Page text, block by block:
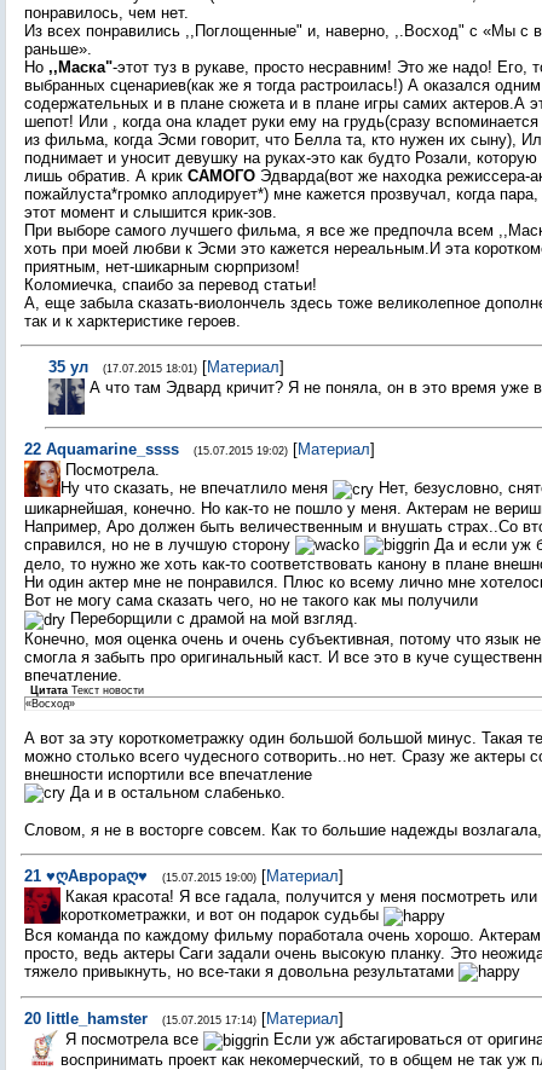
понравилось, чем нет.
Из всех понравились ,,Поглощенные" и, наверно, ,.Восход" с «Мы с
раньше».
Но ,,Маска"-этот туз в рукаве, просто несравним! Это же надо! Его,
выбранных сценариев(как же я тогда растроилась!) А оказался
содержательных и в плане сюжета и в плане игры самих актеров.А
шепот! Или , когда она кладет руки ему на грудь(сразу
из фильма, когда Эсми говорит, что Белла та, кто нужен их сыну),
поднимает и уносит девушку на руках-это как будто Розали,
лишь обратив. А крик САМОГО Эдварда(вот же находка режиссера-
пожайлуста*громко аплодирует*) мне кажется прозвучал, когда
этот момент и слышится крик-зов.
При выборе самого лучшего фильма, я все же предпочла всем
хоть при моей любви к Эсми это кажется нереальным.И эта
приятным, нет-шикарным сюрпризом!
Коломиечка, спаибо за перевод статьи!
А, еще забыла сказать-виолончель здесь тоже великолепное
так и к харктеристике героев.
35 ул (17.07.2015 18:01) [Материал]
А что там Эдвард кричит? Я не поняла, он в это время уже
22 Aquamarine_ssss (15.07.2015 19:02) [Материал]
Посмотрела.
Ну что сказать, не впечатлило меня
Нет, безусловно,
шикарнейшая, конечно. Но как-то не пошло у меня. Актерам не
Например, Аро должен быть величественным и внушать страх..Со
справился, но не в лучшую сторону
Да и если уж
дело, то нужно же хоть как-то соответствовать канону в плане
Ни один актер мне не понравился. Плюс ко всему лично мне
Вот не могу сама сказать чего, но не такого как мы получили
Переборщили с драмой на мой взгляд.
Конечно, моя оценка очень и очень субъективная, потому что язык
смогла я забыть про оригинальный каст. И все это в куче
впечатление.
Цитата Текст новости
«Восход»
А вот за эту короткометражку один большой большой минус. Такая
можно столько всего чудесного сотворить..но нет. Сразу же актеры
внешности испортили все впечатление
Да и в остальном слабенько.
Словом, я не в восторге совсем. Как то большие надежды
21 ♥ღАврораღ♥ (15.07.2015 19:00) [Материал]
Какая красота! Я все гадала, получится у меня посмотреть или
короткометражки, и вот он подарок судьбы
Вся команда по каждому фильму поработала очень хорошо.
просто, ведь актеры Саги задали очень высокую планку. Это
тяжело привыкнуть, но все-таки я довольна результатами
20 little_hamster (15.07.2015 17:14) [Материал]
Я посмотрела все
Если уж абстагироваться от
воспринимать проект как некомерческий, то в общем не так уж